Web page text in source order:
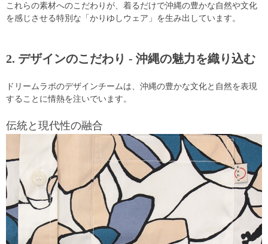
これらの素材へのこだわりが、着るだけで沖縄の豊かな自然や文化
を感じさせる特別な「かりゆしウェア」を生み出しています。
2. デザインのこだわり - 沖縄の魅力を織り込む
ドリームラボのデザインチームは、沖縄の豊かな文化と自然を表現
することに情熱を注いでいます。
伝統と現代性の融合